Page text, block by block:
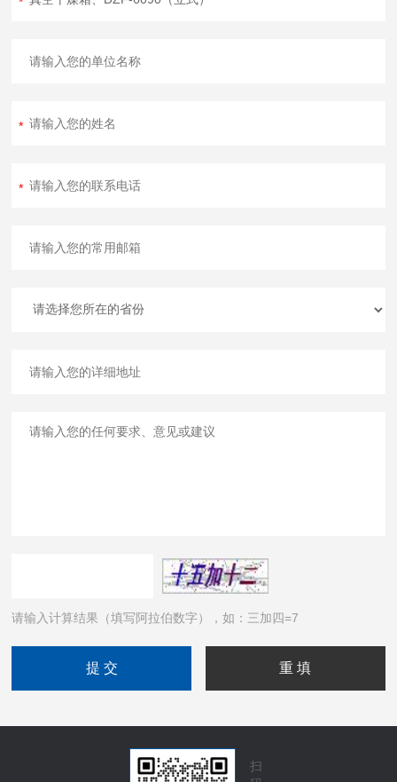
请输入计算结果（填写阿拉伯数字），如：三加四=7
扫